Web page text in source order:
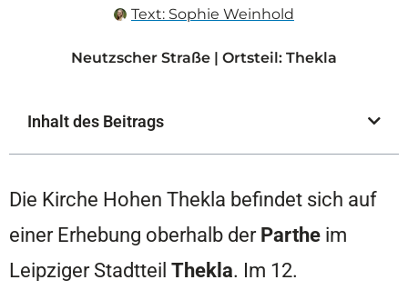
Text: Sophie Weinhold
Neutzscher Straße | Ortsteil: Thekla
Inhalt des Beitrags
Die Kirche Hohen Thekla befindet sich auf
einer Erhebung oberhalb derParthe im
Leipziger Stadtteil Thekla. Im 12.